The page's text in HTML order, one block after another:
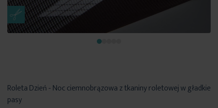
Roleta Dzień - Noc ciemnobrązowa z tkaniny roletowej w gładkie
pasy